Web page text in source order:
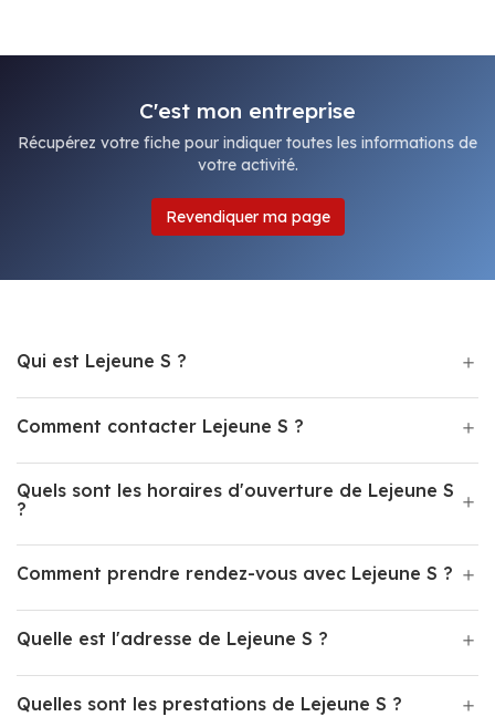
C'est mon entreprise
Récupérez votre fiche pour indiquer toutes les informations de
votre activité.
Revendiquer ma page
Qui est Lejeune S ?
Comment contacter Lejeune S ?
Quels sont les horaires d'ouverture de Lejeune S
?
Comment prendre rendez-vous avec Lejeune S ?
Quelle est l'adresse de Lejeune S ?
Quelles sont les prestations de Lejeune S ?